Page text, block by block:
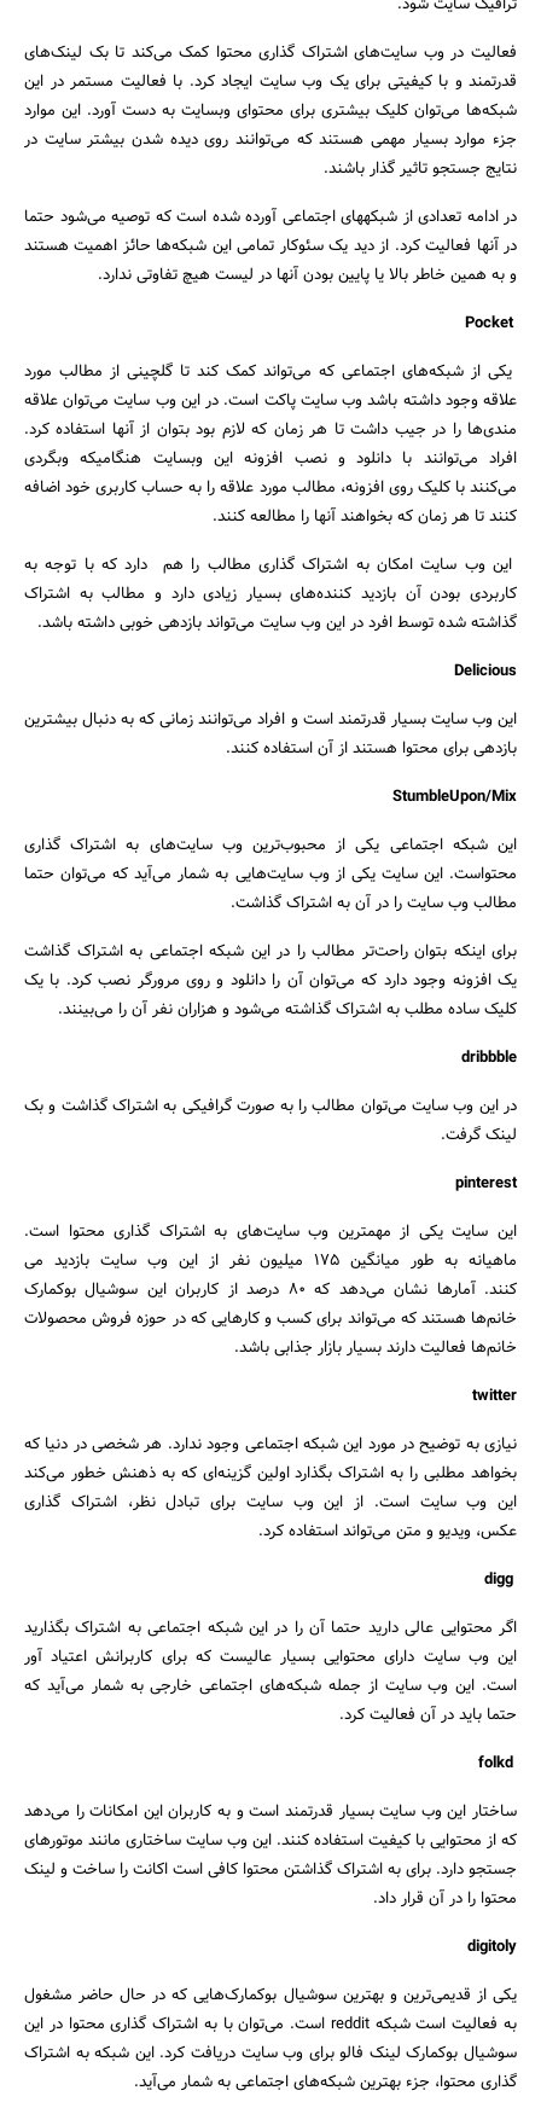
جستجو
ترافیک سایت شود.
فعالیت در وب سایت‌های اشتراک گذاری محتوا کمک می‌کند تا بک لینک‌های
قدرتمند و با کیفیتی برای یک وب سایت ایجاد کرد. با فعالیت مستمر در این
شبکه‌ها می‌توان کلیک بیشتری برای محتوای وبسایت به دست آورد. این موارد
جزء موارد بسیار مهمی هستند که می‌توانند روی دیده شدن بیشتر سایت در
نتایج جستجو تاثیر گذار باشند.
در ادامه تعدادی از شبکههای اجتماعی آورده شده است که توصیه می‌شود حتما
در آنها فعالیت کرد. از دید یک سئوکار تمامی این شبکه‌ها حائز اهمیت هستند
و به همین خاطر بالا یا پایین بودن آنها در لیست هیچ تفاوتی ندارد.
Pocket
یکی از شبکه‌های اجتماعی که می‌تواند کمک کند تا گلچینی از مطالب مورد
علاقه وجود داشته باشد وب سایت پاکت است. در این وب سایت می‌توان علاقه
مندی‌ها را در جیب داشت تا هر زمان که لازم بود بتوان از آنها استفاده کرد.
افراد می‌توانند با دانلود و نصب افزونه این وبسایت هنگامیکه وبگردی
می‌کنند با کلیک روی افزونه، مطالب مورد علاقه را به حساب کاربری خود اضافه
کنند تا هر زمان که بخواهند آنها را مطالعه کنند.
این وب سایت امکان به اشتراک گذاری مطالب را هم دارد که با توجه به
کاربردی بودن آن بازدید کننده‌های بسیار زیادی دارد و مطالب به اشتراک
گذاشته شده توسط افرد در این وب سایت می‌تواند بازدهی خوبی داشته باشد.
Delicious
این وب سایت بسیار قدرتمند است و افراد می‌توانند زمانی که به دنبال بیشترین
بازدهی برای محتوا هستند از آن استفاده کنند.
StumbleUpon/Mix
این شبکه اجتماعی یکی از محبوب‌ترین وب سایت‌های به اشتراک گذاری
محتواست. این سایت یکی از وب سایت‌هایی به شمار می‌آید که می‌توان حتما
مطالب وب سایت را در آن به اشتراک گذاشت.
برای اینکه بتوان راحت‌تر مطالب را در این شبکه اجتماعی به اشتراک گذاشت
یک افزونه وجود دارد که می‌توان آن را دانلود و روی مرورگر نصب کرد. با یک
کلیک ساده مطلب به اشتراک گذاشته می‌شود و هزاران نفر آن را می‌بینند.
dribbble
در این وب سایت می‌توان مطالب را به صورت گرافیکی به اشتراک گذاشت و بک
لینک گرفت.
pinterest
این سایت یکی از مهمترین وب سایت‌های به اشتراک گذاری محتوا است.
ماهیانه به طور میانگین ۱۷۵ میلیون نفر از این وب سایت بازدید می
کنند. آمارها نشان می‌دهد که ۸۰ درصد از کاربران این سوشیال بوکمارک
خانم‌ها هستند که می‌تواند برای کسب و کارهایی که در حوزه فروش محصولات
خانم‌ها فعالیت دارند بسیار بازار جذابی باشد.
twitter
نیازی به توضیح در مورد این شبکه اجتماعی وجود ندارد. هر شخصی در دنیا که
بخواهد مطلبی را به اشتراک بگذارد اولین گزینه‌ای که به ذهنش خطور می‌کند
این وب سایت است. از این وب سایت برای تبادل نظر، اشتراک گذاری
عکس، ویدیو و متن می‌تواند استفاده کرد.
اگر محتوایی عالی دارید حتما آن را در این شبکه اجتماعی به اشتراک بگذارید
این وب سایت دارای محتوایی بسیار عالیست که برای کاربرانش اعتیاد آور
است. این وب سایت از جمله شبکه‌های اجتماعی خارجی به شمار می‌آید که
حتما باید در آن فعالیت کرد.
ساختار این وب سایت بسیار قدرتمند است و به کاربران این امکانات را می‌دهد
که از محتوایی با کیفیت استفاده کنند. این وب سایت ساختاری مانند موتورهای
جستجو دارد. برای به اشتراک گذاشتن محتوا کافی است اکانت را ساخت و لینک
محتوا را در آن قرار داد.
digitoly
یکی از قدیمی‌ترین و بهترین سوشیال بوکمارک‌هایی که در حال حاضر مشغول
به فعالیت است شبکه reddit است. می‌توان با به اشتراک گذاری محتوا در این
سوشیال بوکمارک لینک فالو برای وب سایت دریافت کرد. این شبکه به اشتراک
گذاری محتوا، جزء بهترین شبکه‌های اجتماعی به شمار می‌آید.